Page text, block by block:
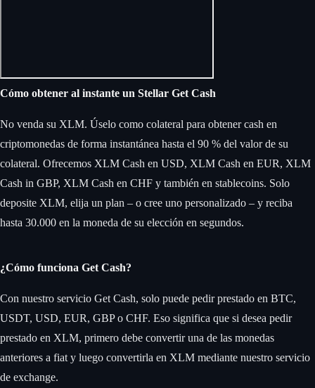
Cómo obtener al instante un Stellar Get Cash
No venda su XLM. Úselo como colateral para obtener cash en
criptomonedas de forma instantánea hasta el 90 % del valor de su
colateral. Ofrecemos XLM Cash en USD, XLM Cash en EUR, XLM
Cash in GBP, XLM Cash en CHF y también en stablecoins. Solo
deposite XLM, elija un plan – o cree uno personalizado – y reciba
hasta 30.000 en la moneda de su elección en segundos.
¿Cómo funciona Get Cash?
Con nuestro servicio Get Cash, solo puede pedir prestado en BTC,
USDT, USD, EUR, GBP o CHF. Eso significa que si desea pedir
prestado en XLM, primero debe convertir una de las monedas
anteriores a fiat y luego convertirla en XLM mediante nuestro servicio
de exchange.